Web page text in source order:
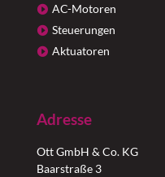
AC-Motoren
Steuerungen
Aktuatoren
Adresse
Ott GmbH & Co. KG
Baarstraße 3